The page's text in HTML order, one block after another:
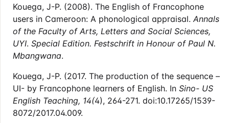
Kouega, J-P. (2008). The English of Francophone
users in Cameroon: A phonological appraisal. Annals
of the Faculty of Arts, Letters and Social Sciences,
UYI. Special Edition. Festschrift in Honour of Paul N.
Mbangwana.
Kouega, J-P. (2017. The production of the sequence –
UI- by Francophone learners of English. In Sino- US
English Teaching, 14(4), 264-271. doi:10.17265/1539-
8072/2017.04.009.